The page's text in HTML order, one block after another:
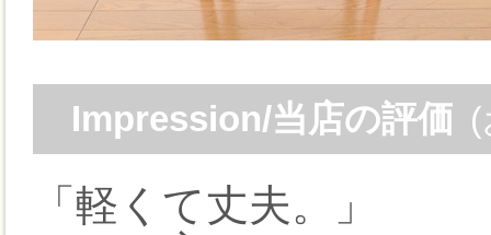
Impression/当店の評価
「軽くて丈夫。」